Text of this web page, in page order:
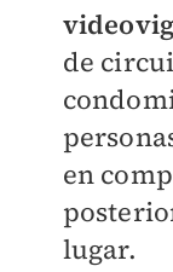
de
en
lugar.